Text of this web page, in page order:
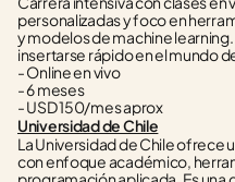
personalizadas y foco en
y modelos de machine
insertarse rápido en el mundo
- Online en vivo
- 6 meses
- USD 150/mes aprox
Universidad de Chile
La Universidad de Chile ofrece
con enfoque académico,